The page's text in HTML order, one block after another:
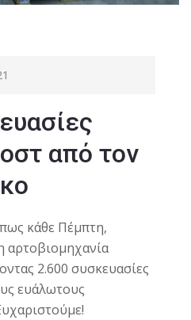
από τον
κάθε Πέμπτη,
αρτοβιομηχανία
2.600 συσκευασίες
ευάλωτους